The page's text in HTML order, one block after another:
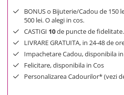
BONUS o Bijuterie/Cadou de 150
500 lei. O alegi in cos.
CASTIGI 10de puncte de
LIVRARE GRATUITA, in 24-48 de
Impachetare Cadou, disponibila
Felicitare, disponibila in Cos
Personalizarea Cadourilor* (vezi